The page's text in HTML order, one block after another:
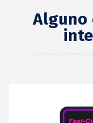
Alguno